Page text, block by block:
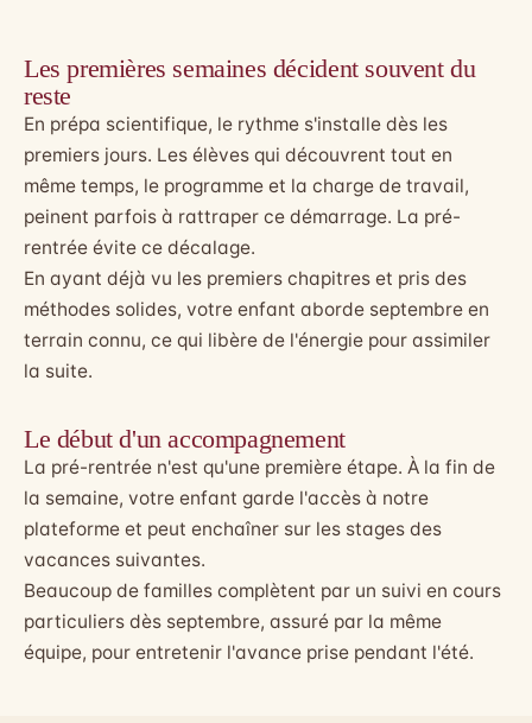
Les premières semaines décident souvent du
reste
En prépa scientifique, le rythme s'installe dès les
premiers jours. Les élèves qui découvrent tout en
même temps, le programme et la charge de travail,
peinent parfois à rattraper ce démarrage. La pré-
rentrée évite ce décalage.
En ayant déjà vu les premiers chapitres et pris des
méthodes solides, votre enfant aborde septembre en
terrain connu, ce qui libère de l'énergie pour assimiler
la suite.
Le début d'un accompagnement
La pré-rentrée n'est qu'une première étape. À la fin de
la semaine, votre enfant garde l'accès à notre
plateforme et peut enchaîner sur les stages des
vacances suivantes.
Beaucoup de familles complètent par un suivi en cours
particuliers dès septembre, assuré par la même
équipe, pour entretenir l'avance prise pendant l'été.